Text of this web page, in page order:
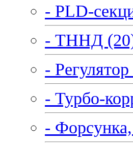
- PLD-
- ТННД
-
- Турбо-
-